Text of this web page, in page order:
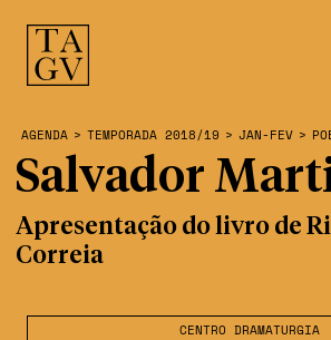
CENTRO DRAMATURGIA
AGENDA > TEMPORADA 2018/19 > JAN-FEV >
Salvador
Apresentação do livro de
Correia